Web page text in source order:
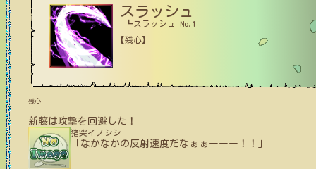
スラッシュ
┗スラッシュ No.1
【残心】
残心
新藤は攻撃を回避した！
猪突イノシシ
「なかなかの反射速度だなぁぁーーー！！」